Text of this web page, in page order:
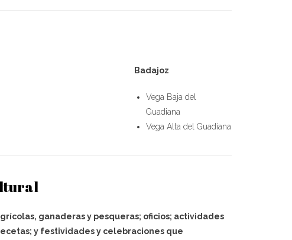
Badajoz
Vega Baja del
Guadiana
Vega Alta del Guadiana
ganaderas y pesqueras; oficios; actividades
y festividades y celebraciones que